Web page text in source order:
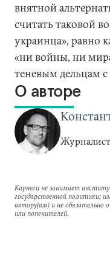
внятной
считать таковой
украинца», равно
«ни войны, ни
теневым дельцам
О авторе
Журналист
Карнеги не занимает
государственной политики;
автору(ам) и не обязательно
или попечителей.